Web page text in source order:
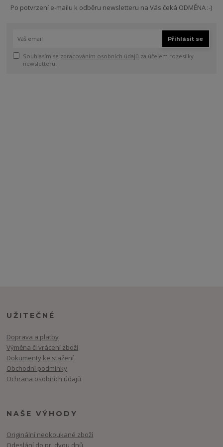
Po potvrzení e-mailu k odběru newsletteru na Vás čeká ODMĚNA :-)
Přihlásit se
Souhlasím se zpracováním osobních údajů za účelem rozesílky
newsletteru.
UŽITEČNÉ
Doprava a platby
Výměna či vrácení zboží
Dokumenty ke stažení
Obchodní podmínky
Ochrana osobních údajů
NAŠE VÝHODY
Originální neokoukané zboží
Odeslání do pr. dvou dnů